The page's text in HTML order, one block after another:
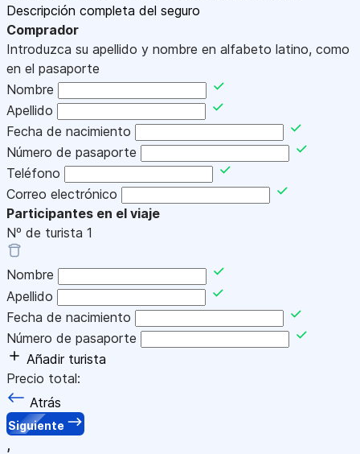
Descripción completa del seguro
Comprador
Introduzca su apellido y nombre en alfabeto latino, como
en el pasaporte
Nombre
Apellido
Fecha de nacimiento
Número de pasaporte
Teléfono
Correo electrónico
Participantes en el viaje
Nº de turista 1
Nombre
Apellido
Fecha de nacimiento
Número de pasaporte
Añadir turista
Precio total:
Atrás
Siguiente
,